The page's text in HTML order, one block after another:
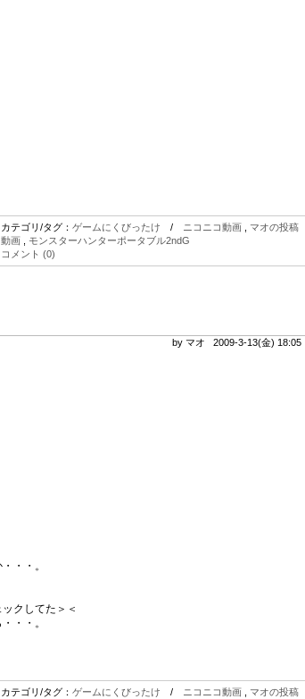
カテゴリ/タグ： ゲームにくびったけ / ニコニコ動画
マオの投稿
動画
モンスターハンターポータブル2ndG
コメント (0)
by マオ 2009-3-13(金) 18:05
・・。
クしてた＞＜
・・。
カテゴリ/タグ： ゲームにくびったけ / ニコニコ動画
マオの投稿